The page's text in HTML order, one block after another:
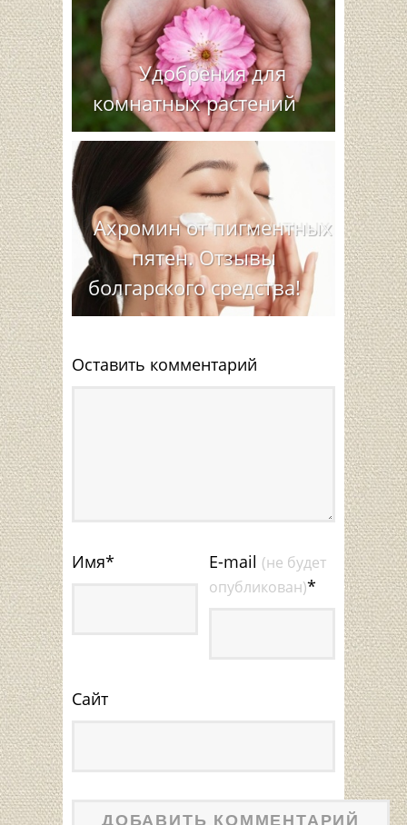
Удобрения для
комнатных растений
Ахромин от пигментных
пятен. Отзывы
болгарского средства!
Оставить комментарий
Имя* E-mail (не будет
опубликован)*
Сайт